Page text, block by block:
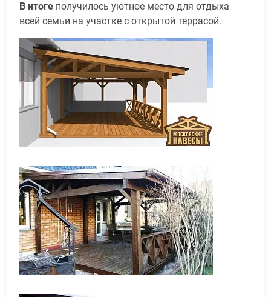
В итоге получилось уютное место для отдыха
всей семьи на участке с открытой террасой.